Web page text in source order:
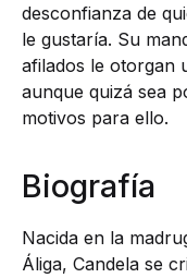
desconfianza de
le gustaría. Su
afilados le otorgan
aunque quizá sea
motivos para ello.
Biografía
Nacida en la
Áliga, Candela se